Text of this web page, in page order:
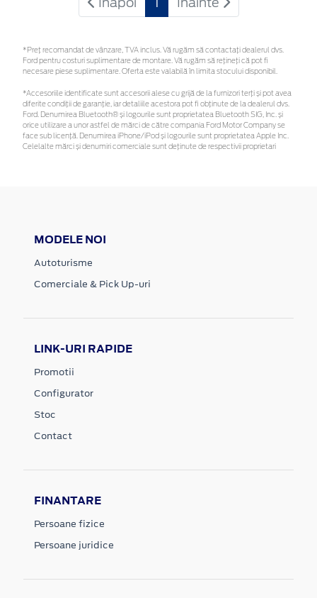
*Preţ recomandat de vânzare, TVA inclus. Vă rugăm să contactaţi dealerul dvs.
Ford pentru costuri suplimentare de montare. Vă rugăm să rețineți că pot fi
necesare piese suplimentare. Oferta este valabilă în limita stocului disponibil.
*Accesoriile identificate sunt accesorii alese cu grijă de la furnizori terți și pot avea
diferite condiții de garanție, iar detaliile acestora pot fi obținute de la dealerul dvs.
Ford. Denumirea Bluetooth® și logourile sunt proprietatea Bluetooth SIG, Inc. și
orice utilizare a unor astfel de mărci de către compania Ford Motor Company se
face sub licență. Denumirea iPhone/iPod și logourile sunt proprietatea Apple Inc.
Celelalte mărci și denumiri comerciale sunt deținute de respectivii proprietari
MODELE NOI
Autoturisme
Comerciale & Pick Up-uri
LINK-URI RAPIDE
Promotii
Configurator
Stoc
Contact
FINANTARE
Persoane fizice
Persoane juridice